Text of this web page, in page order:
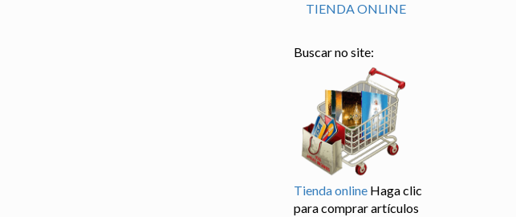
TIENDA ONLINE
Buscar no site:
Tienda online Haga clic
para comprar artículos